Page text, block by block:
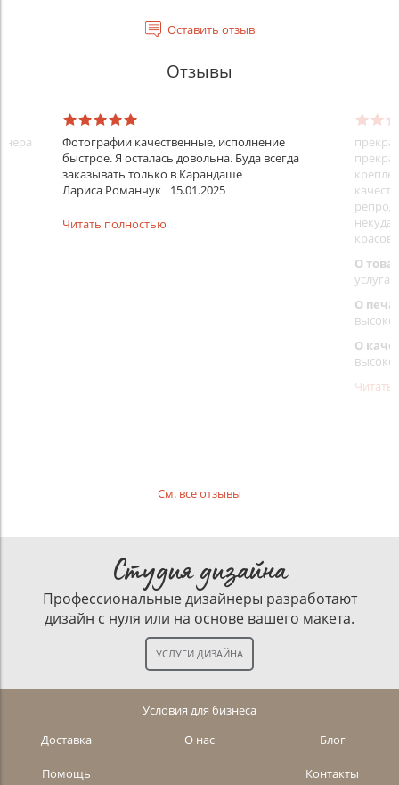
Оставить отзыв
Отзывы
Фотографии качественные, исполнение
быстрое. Я осталась довольна. Буда всегда
заказывать только в Карандаше
Лариса Романчук
15.01.2025
Читать полностью
О
услуга
О
О
Читать
См. все отзывы
Студия дизайна
Профессиональные дизайнеры разработают
дизайн с нуля или на основе вашего макета.
Условия для бизнеса
Доставка
О нас Блог
Помощь Контакты